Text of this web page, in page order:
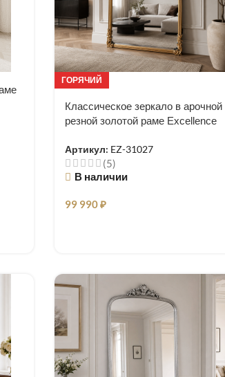
ГОРЯЧИЙ
Классическое зеркало в арочной
резной золотой раме Excellence
Артикул: EZ-31027
(5)
В наличии
99 990₽